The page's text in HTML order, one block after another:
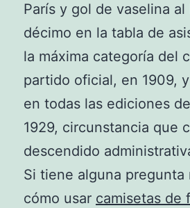
París y gol de vaselina
décimo en la tabla de
la máxima categoría del
partido oficial, en 1909,
en todas las ediciones
1929, circunstancia que
descendido
Si tiene alguna
cómo usar camisetas de